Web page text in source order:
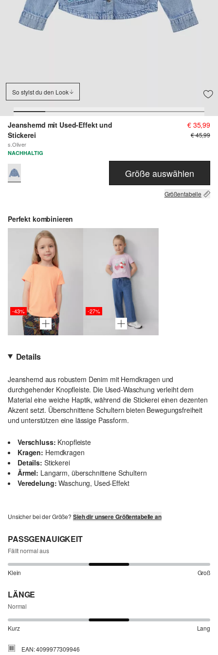
So stylst du den Look
Jeanshemd mit Used-Effekt und
Stickerei
s.Oliver
€ 35,99
€ 45,99
NACHHALTIG
Größe auswählen
Größentabelle
Perfekt kombinieren
-43% -27%
Details
Jeanshemd aus robustem Denim mit Hemdkragen und
durchgehender Knopfleiste. Die Used-Waschung verleiht dem
Material eine weiche Haptik, während die Stickerei einen dezenten
Akzent setzt. Überschnittene Schultern bieten Bewegungsfreiheit
und unterstützen eine lässige Passform.
Verschluss: Knopfleiste
Kragen: Hemdkragen
Details: Stickerei
Ärmel: Langarm, überschnittene Schultern
Veredelung: Waschung, Used-Effekt
Unsicher bei der Größe? Sieh dir unsere Größentabelle an
PASSGENAUIGKEIT
Fällt normal aus
Klein Groß
LÄNGE
Normal
Kurz Lang
EAN: 4099977309946